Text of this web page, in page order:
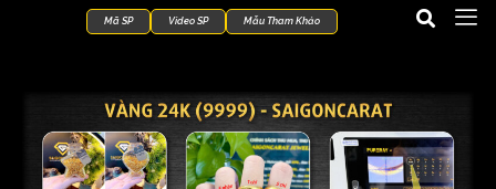
Mã SP Video SP Mẫu Tham Khảo